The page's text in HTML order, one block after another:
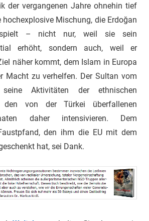
der vergangenen Jahre ohnehin tief
hochexplosive Mischung, die Erdoğan
– nicht nur, weil sie sein
erhöht, sondern auch, weil er
näher kommt, dem Islam in Europa
Macht zu verhelfen. Der Sultan vom
Aktivitäten der ethnischen
den von der Türkei überfallenen
daher intensivieren. Dem
den ihm die EU mit dem
hat, sei Dank.